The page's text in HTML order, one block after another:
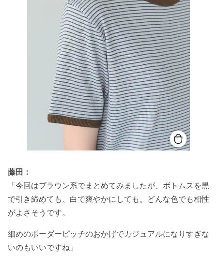
藤田：
「今回はブラウン系でまとめてみましたが、ボトムスを黒
で引き締めても、白で爽やかにしても。どんな色でも相性
がよさそうです。
細めのボーダーピッチのおかげでカジュアルになりすぎな
いのもいいですね 」